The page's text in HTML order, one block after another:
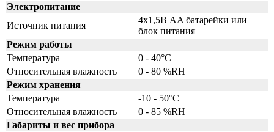
Электропитание
Источник питания
4x1,5В AA батарейки или
блок питания
Режим работы
Температура
0 - 40°C
Относительная влажность
0 - 80 %RH
Режим хранения
Температура
-10 - 50°C
Относительная влажность
0 - 85 %RH
Габариты и вес прибора